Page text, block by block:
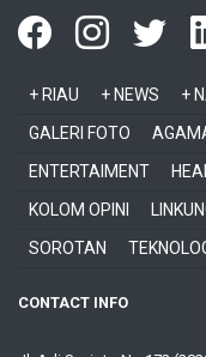
+ RIAU + NEWS +
GALERI FOTO
ENTERTAIMENT
KOLOM OPINI
SOROTAN
CONTACT INFO